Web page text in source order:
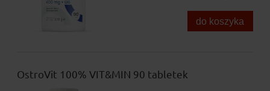
do koszyka
OstroVit 100% VIT&MIN 90 tabletek